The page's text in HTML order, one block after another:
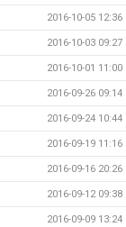
2016-10-05 12:36
2016-10-03 09:27
2016-10-01 11:00
2016-09-26 09:14
2016-09-24 10:44
2016-09-19 11:16
2016-09-16 20:26
2016-09-12 09:38
2016-09-09 13:24